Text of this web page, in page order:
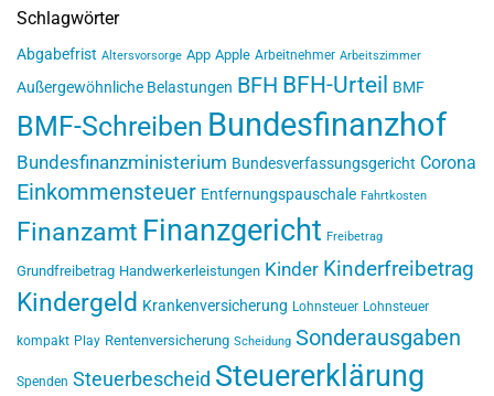
Schlagwörter
Abgabefrist Altersvorsorge App Apple Arbeitnehmer Arbeitszimmer
Außergewöhnliche Belastungen BFH BFH-Urteil BMF
BMF-Schreiben Bundesfinanzhof
Bundesfinanzministerium Bundesverfassungsgericht Corona
Einkommensteuer Entfernungspauschale Fahrtkosten
Finanzamt Finanzgericht Freibetrag
Grundfreibetrag Handwerkerleistungen Kinder Kinderfreibetrag
Kindergeld Krankenversicherung Lohnsteuer Lohnsteuer
kompakt Play Rentenversicherung Scheidung Sonderausgaben
Spenden Steuerbescheid Steuererklärung